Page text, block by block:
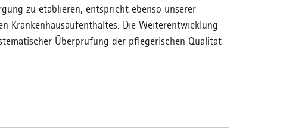
zu etablieren, entspricht ebenso unserer
Krankenhausaufenthaltes. Die Weiterentwicklung
Überprüfung der pflegerischen Qualität